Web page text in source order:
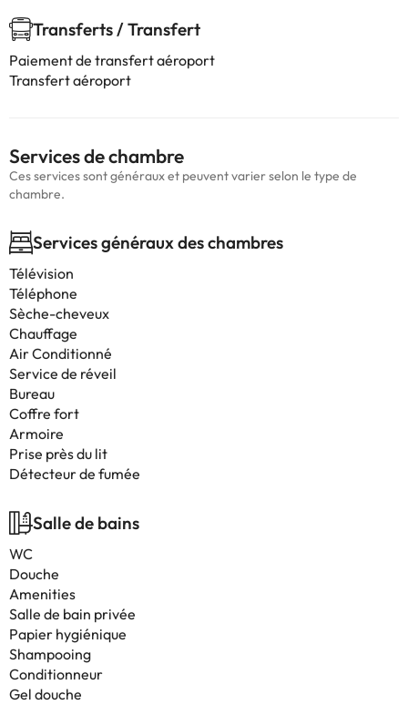
Transferts / Transfert
Paiement de transfert aéroport
Transfert aéroport
Services de chambre
Ces services sont généraux et peuvent varier selon le type de
chambre.
Services généraux des chambres
Télévision
Téléphone
Sèche-cheveux
Chauffage
Air Conditionné
Service de réveil
Bureau
Coffre fort
Armoire
Prise près du lit
Détecteur de fumée
Salle de bains
WC
Douche
Amenities
Salle de bain privée
Papier hygiénique
Shampooing
Conditionneur
Gel douche